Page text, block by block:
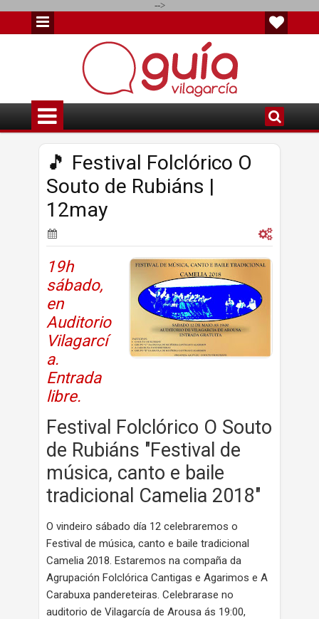
-->
🎵 Festival Folclórico O
Souto de Rubiáns |
12may
19h
sábado,
en
Auditorio
Vilagarcí
a.
Entrada
libre.
Festival Folclórico O Souto
de Rubiáns "Festival de
música, canto e baile
tradicional Camelia 2018"
O vindeiro sábado día 12 celebraremos o
Festival de música, canto e baile tradicional
Camelia 2018. Estaremos na compaña da
Agrupación Folclórica Cantigas e Agarimos e A
Carabuxa pandereteiras. Celebrarase no
auditorio de Vilagarcía de Arousa ás 19:00,